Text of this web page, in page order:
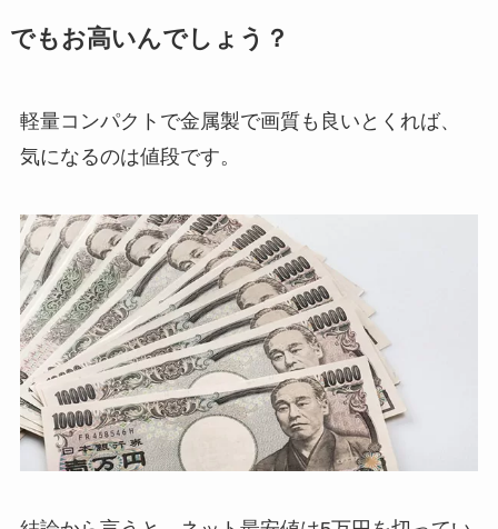
でもお高いんでしょう？
軽量コンパクトで金属製で画質も良いとくれば、
気になるのは値段です。